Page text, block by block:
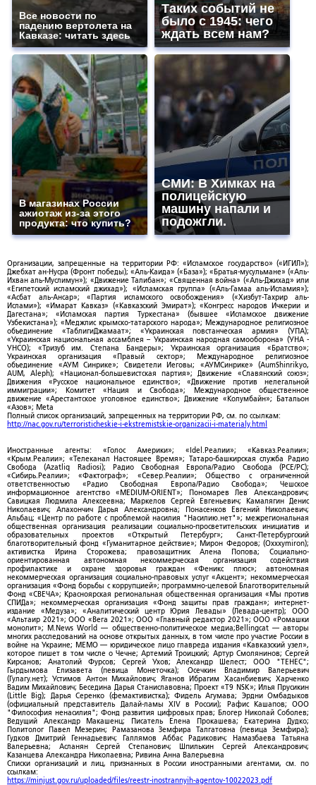
Все новости по
падению вертолета на
Кавказе: читать здесь
Таких событий не
было с 1945: чего
ждать всем нам?
В магазинах России
ажиотаж из-за этого
продукта: что купить?
СМИ: В Химках на
полицейскую
машину напали и
подожгли.
Организации, запрещенные на территории РФ: «Исламское государство» («ИГИЛ»);
Джебхат ан-Нусра (Фронт победы); «Аль-Каида» («База»); «Братья-мусульмане» («Аль-
Ихван аль-Муслимун»); «Движение Талибан»; «Священная война» («Аль-Джихад» или
«Египетский исламский джихад»); «Исламская группа» («Аль-Гамаа аль-Исламия»);
«Асбат аль-Ансар»; «Партия исламского освобождения» («Хизбут-Тахрир аль-
Ислами»); «Имарат Кавказ» («Кавказский Эмират»); «Конгресс народов Ичкерии и
Дагестана»; «Исламская партия Туркестана» (бывшее «Исламское движение
Узбекистана»); «Меджлис крымско-татарского народа»; Международное религиозное
объединение «ТаблигиДжамаат»; «Украинская повстанческая армия» (УПА);
«Украинская национальная ассамблея – Украинская народная самооборона» (УНА -
УНСО); «Тризуб им. Степана Бандеры»; Украинская организация «Братство»;
Украинская организация «Правый сектор»; Международное религиозное
объединение «АУМ Синрике»; Свидетели Иеговы; «АУМСинрике» (AumShinrikyo,
AUM, Aleph); «Национал-большевистская партия»; Движение «Славянский союз»;
Движения «Русское национальное единство»; «Движение против нелегальной
иммиграции»; Комитет «Нация и Свобода»; Международное общественное
движение «Арестантское уголовное единство»; Движение «Колумбайн»; Батальон
«Азов»; Meta
Полный список организаций, запрещенных на территории РФ, см. по ссылкам:
http://nac.gov.ru/terroristicheskie-i-ekstremistskie-organizacii-i-materialy.html
Иностранные агенты: «Голос Америки»; «Idel.Реалии»; «Кавказ.Реалии»;
«Крым.Реалии»; «Телеканал Настоящее Время»; Татаро-башкирская служба Радио
Свобода (Azatliq Radiosi); Радио Свободная Европа/Радио Свобода (PCE/PC);
«Сибирь.Реалии»; «Фактограф»; «Север.Реалии»; Общество с ограниченной
ответственностью «Радио Свободная Европа/Радио Свобода»; Чешское
информационное агентство «MEDIUM-ORIENT»; Пономарев Лев Александрович;
Савицкая Людмила Алексеевна; Маркелов Сергей Евгеньевич; Камалягин Денис
Николаевич; Апахончич Дарья Александровна; Понасенков Евгений Николаевич;
Альбац; «Центр по работе с проблемой насилия "Насилию.нет"»; межрегиональная
общественная организация реализации социально-просветительских инициатив и
образовательных проектов «Открытый Петербург»; Санкт-Петербургский
благотворительный фонд «Гуманитарное действие»; Мирон Федоров; (Oxxxymiron);
активистка Ирина Сторожева; правозащитник Алена Попова; Социально-
ориентированная автономная некоммерческая организация содействия
профилактике и охране здоровья граждан «Феникс плюс»; автономная
некоммерческая организация социально-правовых услуг «Акцент»; некоммерческая
организация «Фонд борьбы с коррупцией»; программно-целевой Благотворительный
Фонд «СВЕЧА»; Красноярская региональная общественная организация «Мы против
СПИДа»; некоммерческая организация «Фонд защиты прав граждан»; интернет-
издание «Медуза»; «Аналитический центр Юрия Левады» (Левада-центр); ООО
«Альтаир 2021»; ООО «Вега 2021»; ООО «Главный редактор 2021»; ООО «Ромашки
монолит»; M.News World — общественно-политическое медиа;Bellingcat — авторы
многих расследований на основе открытых данных, в том числе про участие России в
войне на Украине; МЕМО — юридическое лицо главреда издания «Кавказский узел»,
которое пишет в том числе о Чечне; Артемий Троицкий; Артур Смолянинов; Сергей
Кирсанов; Анатолий Фурсов; Сергей Ухов; Александр Шелест; ООО "ТЕНЕС";
Гырдымова Елизавета (певица Монеточка); Осечкин Владимир Валерьевич
(Гулагу.нет); Устимов Антон Михайлович; Яганов Ибрагим Хасанбиевич; Харченко
Вадим Михайлович; Беседина Дарья Станиславовна; Проект «T9 NSK»; Илья Прусикин
(Little Big); Дарья Серенко (фемактивистка); Фидель Агумава; Эрдни Омбадыков
(официальный представитель Далай-ламы XIV в России); Рафис Кашапов; ООО
"Философия ненасилия"; Фонд развития цифровых прав; Блогер Николай Соболев;
Ведущий Александр Макашенц; Писатель Елена Прокашева; Екатерина Дудко;
Политолог Павел Мезерин; Рамазанова Земфира Талгатовна (певица Земфира);
Гудков Дмитрий Геннадьевич; Галлямов Аббас Радикович; Намазбаева Татьяна
Валерьевна; Асланян Сергей Степанович; Шпилькин Сергей Александрович;
Казанцева Александра Николаевна; Ривина Анна Валерьевна
Списки организаций и лиц, признанных в России иностранными агентами, см. по
ссылкам:
https://minjust.gov.ru/uploaded/files/reestr-inostrannyih-agentov-10022023.pdf